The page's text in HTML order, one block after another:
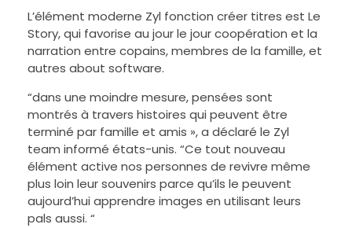
L’élément moderne Zyl fonction créer titres est Le
Story, qui favorise au jour le jour coopération et la
narration entre copains, membres de la famille, et
autres about software.
“dans une moindre mesure, pensées sont
montrés à travers histoires qui peuvent être
terminé par famille et amis », a déclaré le Zyl
team informé états-unis. “Ce tout nouveau
élément active nos personnes de revivre même
plus loin leur souvenirs parce qu’ils le peuvent
aujourd’hui apprendre images en utilisant leurs
pals aussi. “